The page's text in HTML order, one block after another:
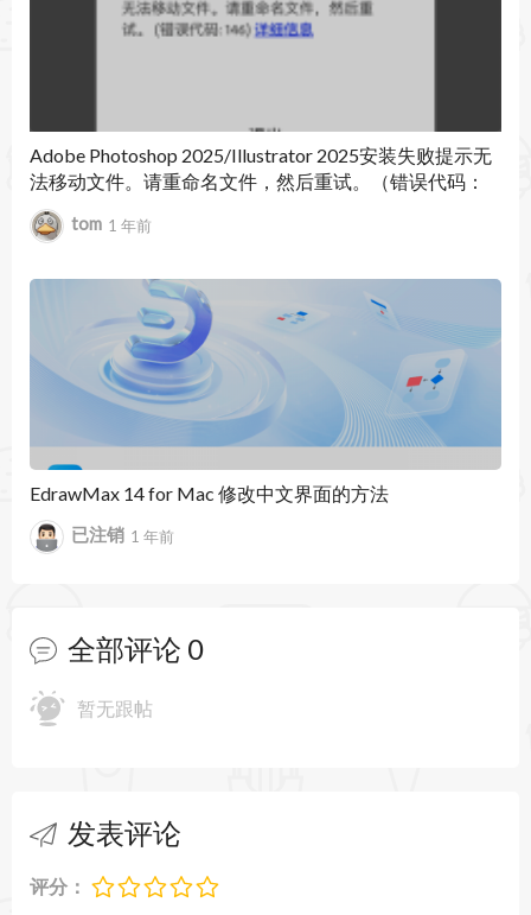
Adobe Photoshop 2025/Illustrator 2025安装失败提示无
法移动文件。请重命名文件，然后重试。（错误代码：
146）
tom 1 年前
EdrawMax 14 for Mac 修改中文界面的方法
已注销 1 年前
全部评论 0
暂无跟帖
发表评论
评分：